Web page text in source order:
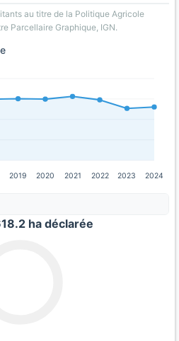
au titre de la Politique Agricole
Parcellaire Graphique, IGN.
2019 2020 2021 2022 2023 2024
ha déclarée